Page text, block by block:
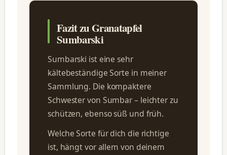
Fazit zu Granatapfel
Sumbarski
Sumbarski ist eine sehr
kältebeständige Sorte in meiner
Sammlung. Die kompaktere
Schwester von Sumbar – leichter zu
schützen, ebenso süß und früh.
Welche Sorte für dich die richtige
ist, hängt vor allem von deinem